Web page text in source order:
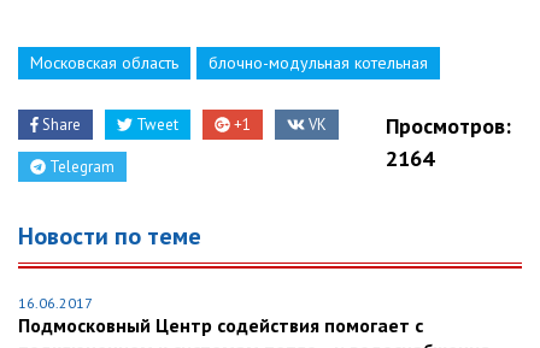
Московская область блочно-модульная котельная
Share Tweet +1 VK
Telegram
Просмотров:
2164
Новости по теме
16.06.2017
Подмосковный Центр содействия помогает с